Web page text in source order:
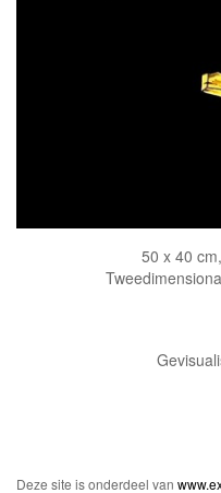
50 x 40
Deze site is onderdeel van